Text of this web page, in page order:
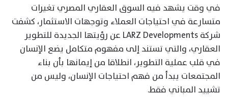
في وقت يشهد فيه السوق العقاري المصري تغيرات
متسارعة في احتياجات العملاء وتوجهات الاستثمار، كشفت
شركة LARZ Developments عن رؤيتها الجديدة للتطوير
العقاري، والتي تستند إلى مفهوم متكامل يضع الإنسان
في قلب عملية التطوير، انطلاقا من إيمانها بأن بناء
المجتمعات يبدأ من فهم احتياجات الإنسان، وليس من
تشييد المباني فقط.